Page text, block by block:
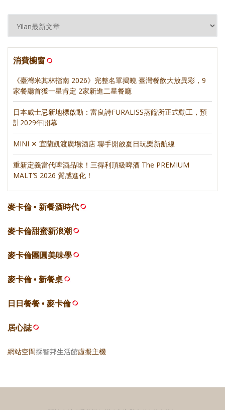
消費櫥窗
《臺灣米其林指南 2026》完整名單揭曉 臺灣餐飲大放異彩，9
家餐廳首獲一星肯定 2家新進二星餐廳
日本威士忌新地標啟動：富良詩FURALISS蒸餾所正式動工，預
計2029年開幕
MINI ✕ 宜蘭凱渡廣場酒店 聯手開啟夏日玩樂新航線
重新定義當代啤酒品味！三得利頂級啤酒 The PREMIUM
MALT’S 2026 質感進化！
麥卡倫 • 新餐酒時代
麥卡倫甜蜜新浪潮
麥卡倫團圓美味學
麥卡倫 • 新餐桌
日日餐餐 • 麥卡倫
居心誌
網站空間採智邦生活館虛擬主機